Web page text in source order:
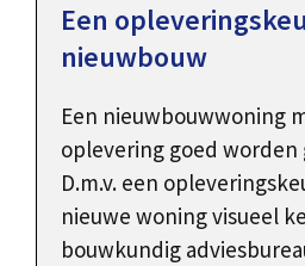
Een
nieuwbouw
Een nieuwbouwwoning
oplevering goed
D.m.v. een
nieuwe woning visueel
bouwkundig